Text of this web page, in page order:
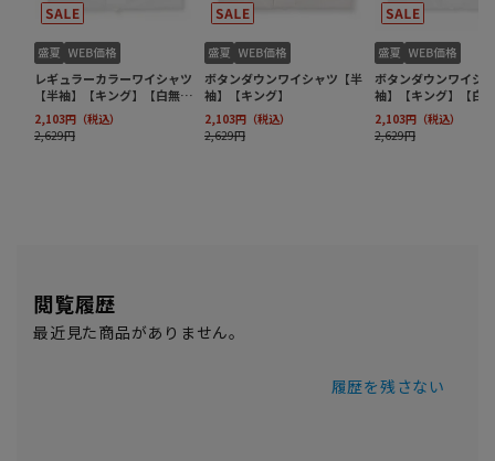
閲覧履歴
最近見た商品がありません。
履歴を残さない